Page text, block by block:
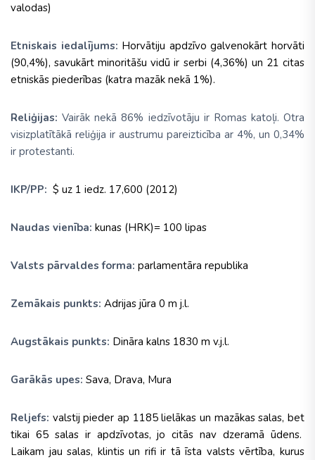
valodas)
Etniskais iedalījums: Horvātiju apdzīvo galvenokārt horvāti
(90,4%), savukārt minoritāšu vidū ir serbi (4,36%) un 21 citas
etniskās piederības (katra mazāk nekā 1%).
Reliģijas:Vairāk nekā 86% iedzīvotāju ir Romas katoļi. Otra
visizplatītākā reliģija ir austrumu pareizticība ar 4%, un 0,34%
ir protestanti.
IKP/PP: $ uz 1 iedz. 17,600 (2012)
Naudas vienība: kunas (HRK)= 100 lipas
Valsts pārvaldes forma: parlamentāra republika
Zemākais punkts: Adrijas jūra 0 m j.l.
Augstākais punkts: Dināra kalns 1830 m v.j.l.
Garākās upes: Sava, Drava, Mura
Reljefs: valstij pieder ap 1185 lielākas un mazākas salas, bet
tikai 65 salas ir apdzīvotas, jo citās nav dzeramā ūdens.
Laikam jau salas, klintis un rifi ir tā īsta valsts vērtība, kurus